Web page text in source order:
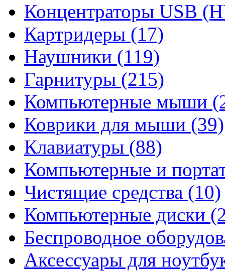
Концентраторы USB
Картридеры (17)
Наушники (119)
Гарнитуры (215)
Компьютерные мыши
Коврики для мыши (39)
Клавиатуры (88)
Компьютерные и
Чистящие средства (10)
Компьютерные диски
Беспроводное
Аксессуары для